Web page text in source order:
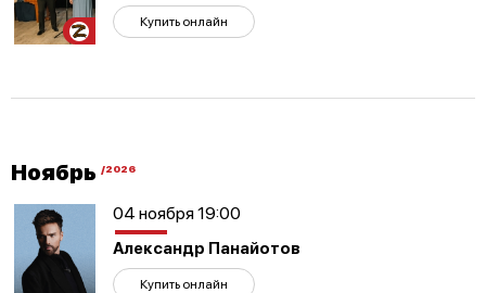
Участникам
СВО
Купить онлайн
Ноябрь /2026
04 ноября 19:00
Александр Панайотов
Купить онлайн